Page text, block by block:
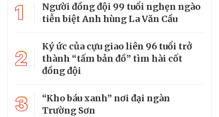
1
Người đồng đội 99 tuổi nghẹn ngào
tiễn biệt Anh hùng La Văn Cầu
2
Ký ức của cựu giao liên 96 tuổi trở
thành “tấm bản đồ” tìm hài cốt
đồng đội
3
“Kho báu xanh” nơi đại ngàn
Trường Sơn